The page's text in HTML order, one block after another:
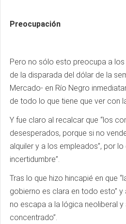
Preocupación
Pero no sólo esto preocupa a los
de la disparada del dólar de la
Mercado- en Río Negro
de todo lo que tiene que ver con
Y fue claro al recalcar que “los
desesperados, porque si no
alquiler y a los empleados”, por lo
incertidumbre”.
Tras lo que hizo hincapié en que
gobierno es clara en todo esto” y
no escapa a la lógica neoliberal y
concentrado”.